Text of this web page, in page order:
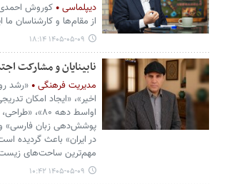
دیپلماسی
کوروش
از مقام‌ها و کارشناسان
۱۴۰۵-۰۵-۰۹ ۱۸:۱۴
نابینایان و مشارکت
مدیریت فرهنگی
«رشد
اخیر»، «ایجاد امکان
اواسط دهه
پوشش‌‏دهی زبان فارسی» و
در ایران» باعث گردیده
مهم‌‏ترین ساحت‏‌های زیست
۱۴۰۵-۰۵-۰۹ ۱۰:۴۲